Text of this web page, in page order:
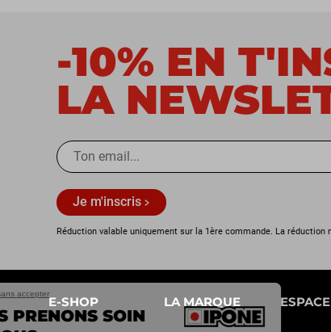
Continuer sans accepter
NOUS PRENONS SOIN
-10% EN
LA
Je m'inscris
Réduction valable uniquement sur la 1ère commande. La
E-SHOP LA MARQUE